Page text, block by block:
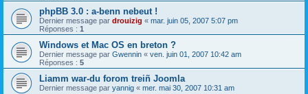
phpBB 3.0 : a-benn nebeut !
Dernier message par drouizig « mar. juin 05, 2007 5:07 pm
Réponses : 1
Windows et Mac OS en breton ?
Dernier message par Gwennin « ven. juin 01, 2007 10:42 am
Réponses : 5
Liamm war-du forom treiñ Joomla
Dernier message par yannig « mer. mai 30, 2007 10:31 am